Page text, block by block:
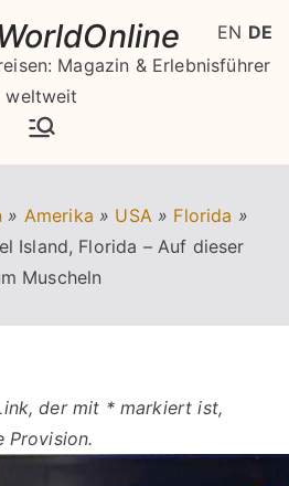
Magazin & Erlebnisführer
weltweit
» Amerika » USA » Florida »
Island, Florida – Auf dieser
Muscheln
der mit * markiert ist,
Provision.
EN DE